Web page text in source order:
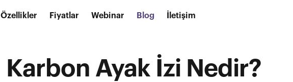
Özellikler Fiyatlar Webinar Blog İletişim
Karbon Ayak İzi Nedir?